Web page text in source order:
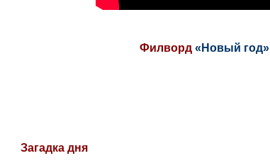
Загадка дня
Филворд «Новый год»